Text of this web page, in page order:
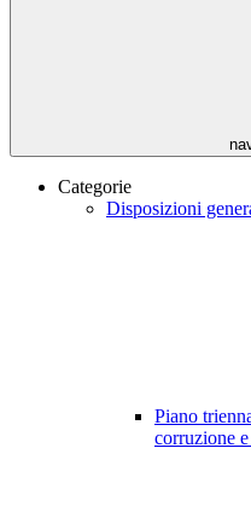
Categorie
Disposizioni
Piano
corruzione